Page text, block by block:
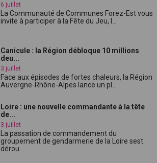
6 juillet
La Communauté de Communes Forez-Est vous
invite à participer à la Fête du Jeu, l...
Canicule : la Région débloque 10 millions
deu...
3 juillet
Face aux épisodes de fortes chaleurs, la Région
Auvergne-Rhône-Alpes lance un pl...
Loire : une nouvelle commandante à la tête
de...
3 juillet
La passation de commandement du
groupement de gendarmerie de la Loire sest
dérou...